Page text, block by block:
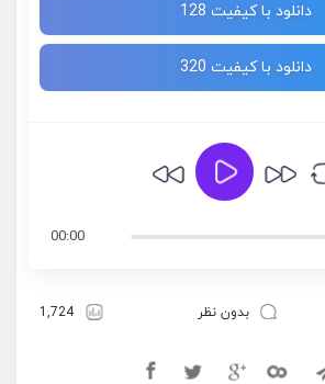
دانلود با کیفیت 128
دانلود با کیفیت 320
00:00
بدون نظر 1,724